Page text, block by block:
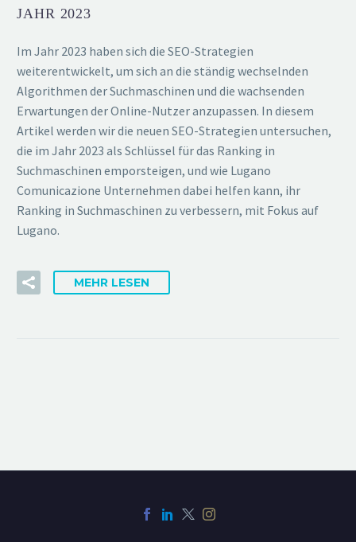
JAHR 2023
Im Jahr 2023 haben sich die SEO-Strategien
weiterentwickelt, um sich an die ständig wechselnden
Algorithmen der Suchmaschinen und die wachsenden
Erwartungen der Online-Nutzer anzupassen. In diesem
Artikel werden wir die neuen SEO-Strategien untersuchen,
die im Jahr 2023 als Schlüssel für das Ranking in
Suchmaschinen emporsteigen, und wie Lugano
Comunicazione Unternehmen dabei helfen kann, ihr
Ranking in Suchmaschinen zu verbessern, mit Fokus auf
Lugano.
MEHR LESEN